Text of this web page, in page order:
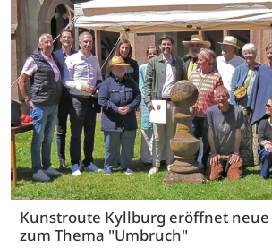
Kunstroute Kyllburg eröffnet
zum Thema "Umbruch"